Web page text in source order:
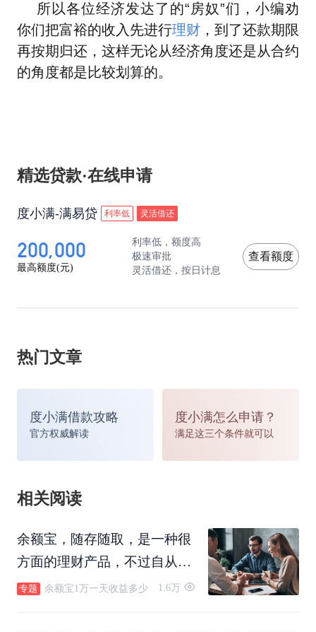
所以各位经济发达了的“房奴”们，小编劝
你们把富裕的收入先进行理财 ，到了还款期限
再按期归还，这样无论从经济角度还是从合约
的角度都是比较划算的。
精选贷款·在线申请
度小满-满易贷 利率低 灵活借还
200,000
最高额度(元)
利率低，额度高
极速审批
灵活借还，按日计息
查看额度
热门文章
度小满借款攻略
官方权威解读
度小满怎么申请？
满足这三个条件就可以
相关阅读
余额宝，随存随取，是一种很
方面的理财产品，不过自从余
额宝上线以后，收益一直在波
专题 余额宝1万一天收益多少 1.6万